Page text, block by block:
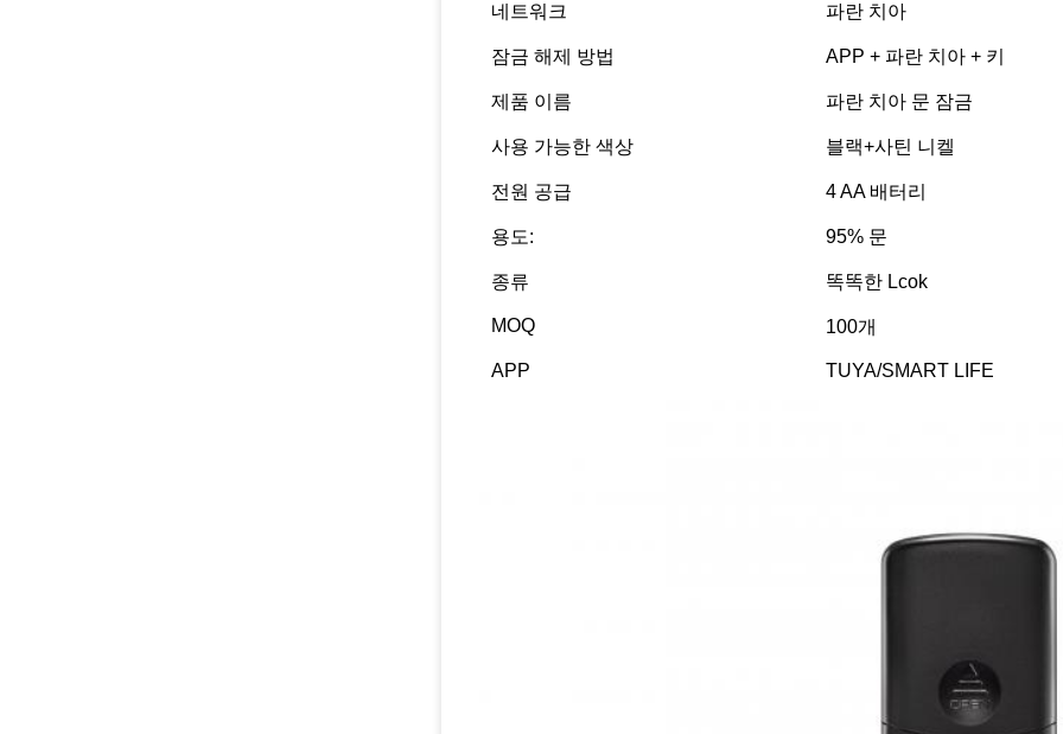
네트워크 파란 치아
잠금 해제 방법 APP + 파란 치아 + 키
제품 이름 파란 치아 문 잠금
사용 가능한 색상 블랙+사틴 니켈
전원 공급 4 AA 배터리
용도: 95% 문
종류 똑똑한 Lcok
MOQ 100개
APP TUYA/SMART LIFE